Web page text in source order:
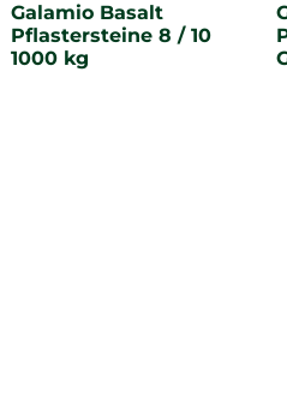
Galamio Basalt
Pflastersteine 8 / 10
1000 kg